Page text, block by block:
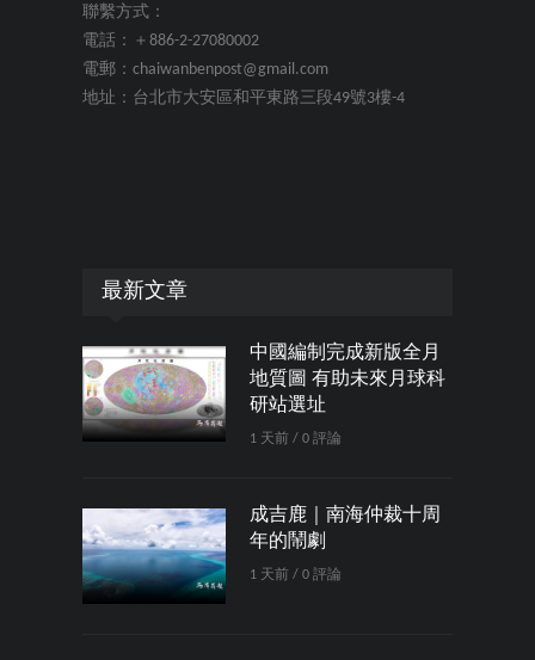
聯繫方式：
電話：＋886-2-27080002
電郵：chaiwanbenpost@gmail.com
地址：台北市大安區和平東路三段49號3樓-4
最新文章
中國編制完成新版全月
地質圖 有助未來月球科
研站選址
1 天前 / 0 評論
成吉鹿｜南海仲裁十周
年的鬧劇
1 天前 / 0 評論